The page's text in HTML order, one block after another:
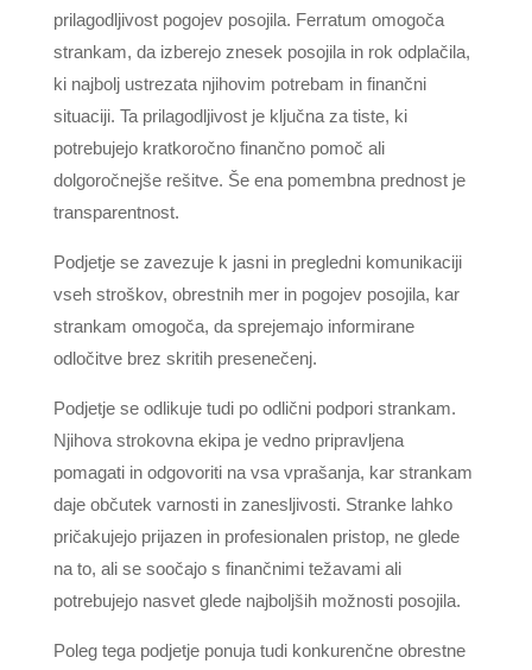
prilagodljivost pogojev posojila. Ferratum omogoča
strankam, da izberejo znesek posojila in rok odplačila,
ki najbolj ustrezata njihovim potrebam in finančni
situaciji. Ta prilagodljivost je ključna za tiste, ki
potrebujejo kratkoročno finančno pomoč ali
dolgoročnejše rešitve. Še ena pomembna prednost je
transparentnost.
Podjetje se zavezuje k jasni in pregledni komunikaciji
vseh stroškov, obrestnih mer in pogojev posojila, kar
strankam omogoča, da sprejemajo informirane
odločitve brez skritih presenečenj.
Podjetje se odlikuje tudi po odlični podpori strankam.
Njihova strokovna ekipa je vedno pripravljena
pomagati in odgovoriti na vsa vprašanja, kar strankam
daje občutek varnosti in zanesljivosti. Stranke lahko
pričakujejo prijazen in profesionalen pristop, ne glede
na to, ali se soočajo s finančnimi težavami ali
potrebujejo nasvet glede najboljših možnosti posojila.
Poleg tega podjetje ponuja tudi konkurenčne obrestne